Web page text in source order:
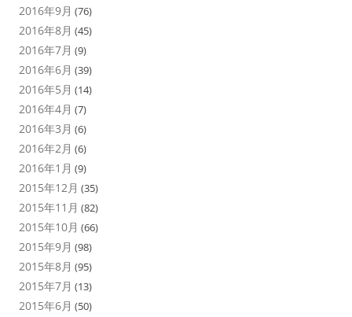
2016年9月 (76)
2016年8月 (45)
2016年7月 (9)
2016年6月 (39)
2016年5月 (14)
2016年4月 (7)
2016年3月 (6)
2016年2月 (6)
2016年1月 (9)
2015年12月 (35)
2015年11月 (82)
2015年10月 (66)
2015年9月 (98)
2015年8月 (95)
2015年7月 (13)
2015年6月 (50)